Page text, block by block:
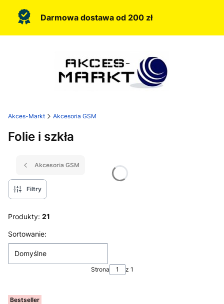
Darmowa dostawa od 200 zł
Akces-Markt Akcesoria GSM
Folie i szkła
Akcesoria GSM
Filtry
Produkty: 21
Lista produktów
Sortowanie:
Domyślne
Strona z 1
Bestseller